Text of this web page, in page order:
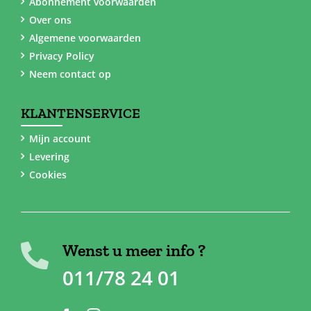
Over ons
Algemene voorwaarden
Privacy Policy
Neem contact op
KLANTENSERVICE
Mijn account
Levering
Cookies
Wenst u meer info ?
011/78 24 01